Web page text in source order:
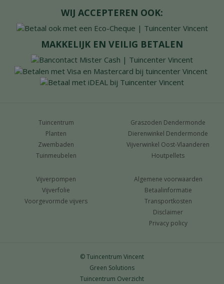
WIJ ACCEPTEREN OOK:
MAKKELIJK EN VEILIG BETALEN
Tuincentrum
Planten
Zwembaden
Tuinmeubelen
Graszoden Dendermonde
Dierenwinkel Dendermonde
Vijverwinkel Oost-Vlaanderen
Houtpellets
Vijverpompen
Vijverfolie
Voorgevormde vijvers
Algemene voorwaarden
Betaalinformatie
Transportkosten
Disclaimer
Privacy policy
© Tuincentrum Vincent
Green Solutions
Tuincentrum Overzicht